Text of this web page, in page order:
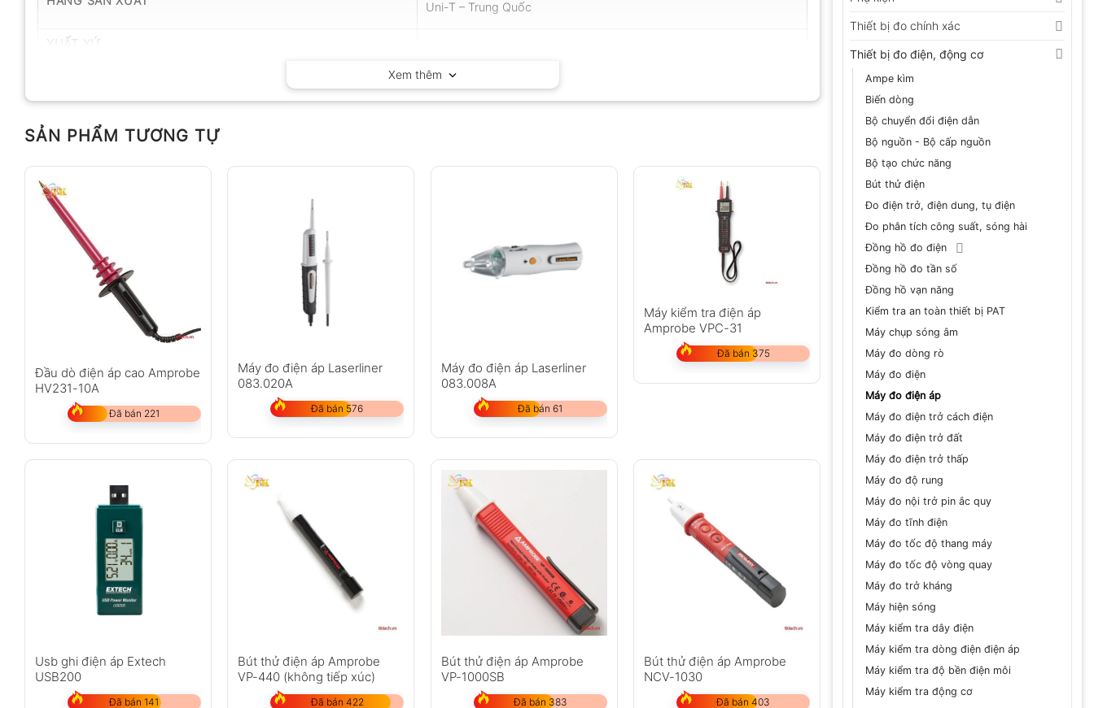
Thiết bị đo chính xác
Thiết bị đo điện, động cơ
Ampe kìm
Biến dòng
Bộ chuyển đổi điện dẫn
Bộ nguồn - Bộ cấp nguồn
Bộ tạo chức năng
Bút thử điện
Đo điện trở, điện dung, tụ điện
Đo phân tích công suất, sóng hài
Đồng hồ đo điện
Đồng hồ đo tần số
Đồng hồ vạn năng
Kiểm tra an toàn thiết bị PAT
Máy chụp sóng âm
Máy đo dòng rò
Máy đo điện
Máy đo điện áp
Máy đo điện trở cách điện
Máy đo điện trở đất
Máy đo điện trở thấp
Máy đo độ rung
Máy đo nội trở pin ắc quy
Máy đo tĩnh điện
Máy đo tốc độ thang máy
Máy đo tốc độ vòng quay
Máy đo trở kháng
Máy hiện sóng
Máy kiểm tra dây điện
Máy kiểm tra dòng điện điện áp
Máy kiểm tra độ bền điện môi
Máy kiểm tra động cơ
Uni-T – Trung Quốc
Xem thêm
SẢN PHẨM TƯƠNG TỰ
Đầu dò điện áp cao Amprobe
HV231-10A
Đã bán 221
Máy đo điện áp Laserliner
083.020A
Đã bán 576
Máy đo điện áp Laserliner
083.008A
Đã bán 61
Máy kiểm tra điện áp
Amprobe VPC-31
Đã bán 375
Usb ghi điện áp Extech
USB200
Đã bán 141
Bút thử điện áp Amprobe
VP-440 (không tiếp xúc)
Đã bán 422
Bút thử điện áp Amprobe
VP-1000SB
Đã bán 383
Bút thử điện áp Amprobe
NCV-1030
Đã bán 403